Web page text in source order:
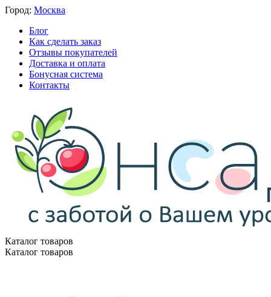
Город: Москва
Блог
Как сделать заказ
Отзывы покупателей
Доставка и оплата
Бонусная система
Контакты
Каталог товаров
Каталог товаров